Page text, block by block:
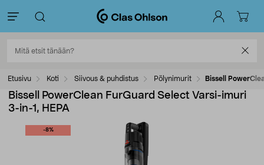
Etusivu Koti Siivous & puhdistus Pölynimurit Bissell
Bissell PowerClean FurGuard Select Varsi-imuri
3-in-1, HEPA
-8%